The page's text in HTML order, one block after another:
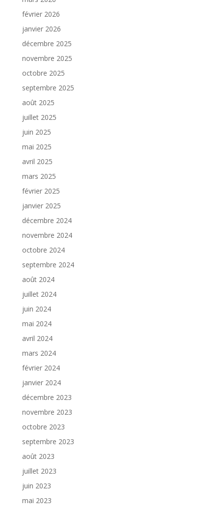
février 2026
janvier 2026
décembre 2025
novembre 2025
octobre 2025
septembre 2025
août 2025
juillet 2025
juin 2025
mai 2025
avril 2025
mars 2025
février 2025
janvier 2025
décembre 2024
novembre 2024
octobre 2024
septembre 2024
août 2024
juillet 2024
juin 2024
mai 2024
avril 2024
mars 2024
février 2024
janvier 2024
décembre 2023
novembre 2023
octobre 2023
septembre 2023
août 2023
juillet 2023
juin 2023
mai 2023